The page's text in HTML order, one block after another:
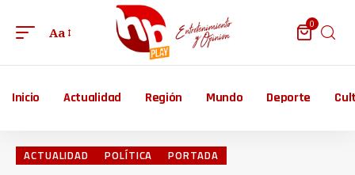
Aa
0
Inicio Actualidad Región Mundo Deporte
ACTUALIDAD POLÍTICA PORTADA